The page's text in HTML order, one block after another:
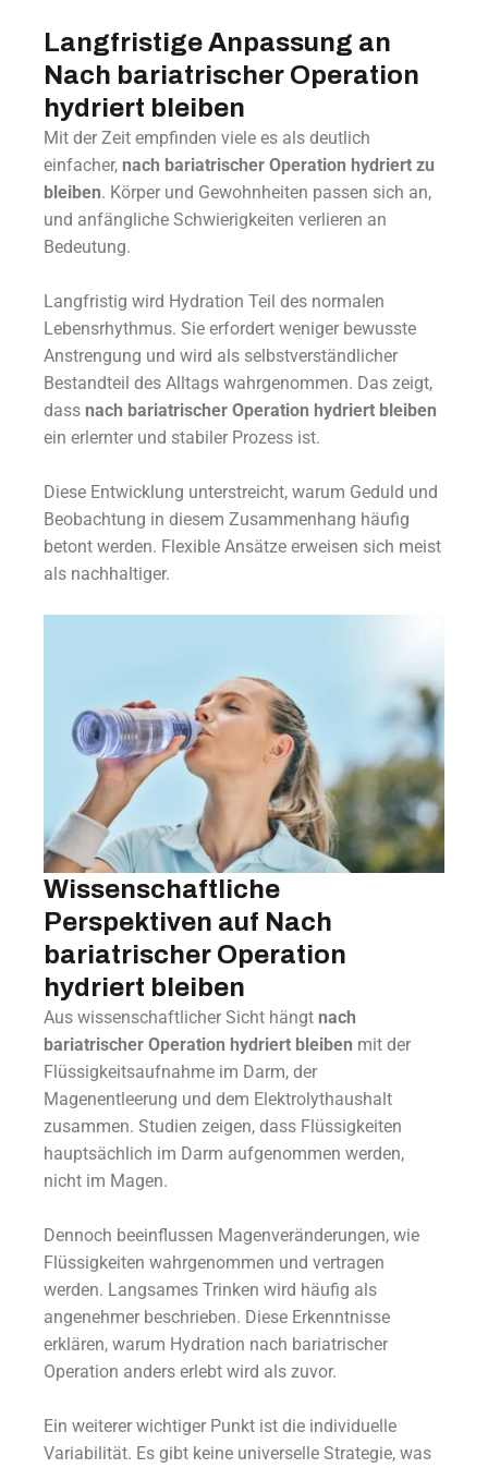
Langfristige Anpassung an
Nach bariatrischer Operation
hydriert bleiben
Mit der Zeit empfinden viele es als deutlich
einfacher, nach bariatrischer Operation hydriert zu
bleiben. Körper und Gewohnheiten passen sich an,
und anfängliche Schwierigkeiten verlieren an
Bedeutung.
Langfristig wird Hydration Teil des normalen
Lebensrhythmus. Sie erfordert weniger bewusste
Anstrengung und wird als selbstverständlicher
Bestandteil des Alltags wahrgenommen. Das zeigt,
dass nach bariatrischer Operation hydriert bleiben
ein erlernter und stabiler Prozess ist.
Diese Entwicklung unterstreicht, warum Geduld und
Beobachtung in diesem Zusammenhang häufig
betont werden. Flexible Ansätze erweisen sich meist
als nachhaltiger.
Wissenschaftliche
Perspektiven auf Nach
bariatrischer Operation
hydriert bleiben
Aus wissenschaftlicher Sicht hängt nach
bariatrischer Operation hydriert bleiben mit der
Flüssigkeitsaufnahme im Darm, der
Magenentleerung und dem Elektrolythaushalt
zusammen. Studien zeigen, dass Flüssigkeiten
hauptsächlich im Darm aufgenommen werden,
nicht im Magen.
Dennoch beeinflussen Magenveränderungen, wie
Flüssigkeiten wahrgenommen und vertragen
werden. Langsames Trinken wird häufig als
angenehmer beschrieben. Diese Erkenntnisse
erklären, warum Hydration nach bariatrischer
Operation anders erlebt wird als zuvor.
Ein weiterer wichtiger Punkt ist die individuelle
Variabilität. Es gibt keine universelle Strategie, was